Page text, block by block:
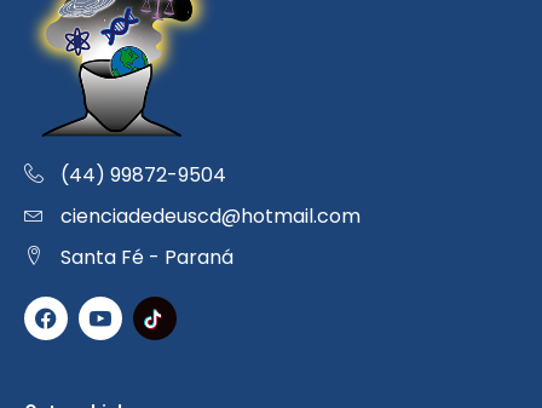
(44) 99872-9504
cienciadedeuscd@hotmail.com
Santa Fé - Paraná